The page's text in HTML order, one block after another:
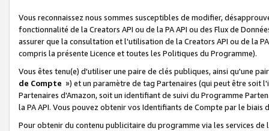
Vous reconnaissez nous sommes susceptibles de modifier,
fonctionnalité de la Creators API ou de la PA API ou des Flux de
assurer que la consultation et l'utilisation de la Creators API ou de la
compris la présente Licence et toutes les Politiques du Programme).
Vous êtes tenu(e) d'utiliser une paire de clés publiques, ainsi qu'une
de Compte ») et un paramètre de tag Partenaires (qui peut être soit
Partenaires d'Amazon, soit un identifiant de suivi du Programme
la PA API. Vous pouvez obtenir vos Identifiants de Compte par le biais
Pour obtenir du contenu publicitaire du programme via les services